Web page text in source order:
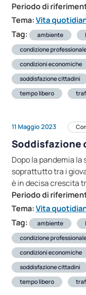
Periodo di
Tema:Vita
Tag:
ambiente
condizione
condizioni economiche
soddisfazione cittadini
tempo libero
11 Maggio 2023
Soddisfazione
Dopo la pandemia
soprattutto tra i
è in decisa crescita
Periodo di
Tema:Vita
Tag:
ambiente
condizione
condizioni economiche
soddisfazione cittadini
tempo libero